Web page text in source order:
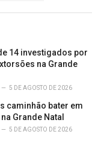
14 investigados por
na Grande
5 DE AGOSTO DE 2026
caminhão bater em
Grande Natal
5 DE AGOSTO DE 2026